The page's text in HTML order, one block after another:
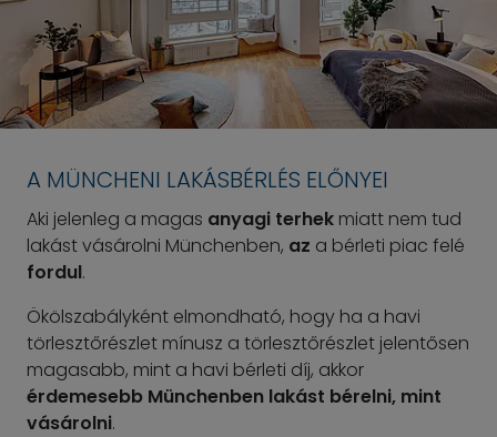
A MÜNCHENI LAKÁSBÉRLÉS ELŐNYEI
Aki jelenleg a magas anyagi terhek miatt nem tud
lakást vásárolni Münchenben, az a bérleti piac felé
fordul.
Ökölszabályként elmondható, hogy ha a havi
törlesztőrészlet mínusz a törlesztőrészlet jelentősen
magasabb, mint a havi bérleti díj, akkor
érdemesebb Münchenben lakást bérelni, mint
vásárolni.